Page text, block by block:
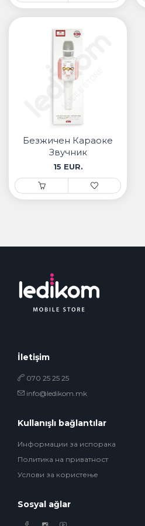
Безжичен Караоке
Звучник
15 EUR.
İletişim
070 25 25 25
info@ledikom.mk
Kullanışlı bağlantılar
Информации за испорака
Политика на приватност
Услови за користење
Sosyal ağlar